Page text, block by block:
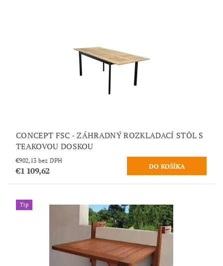
CONCEPT FSC - ZÁHRADNÝ ROZKLADACÍ STÔL S
TEAKOVOU DOSKOU
€902,13 bez DPH
€1 109,62
Tip